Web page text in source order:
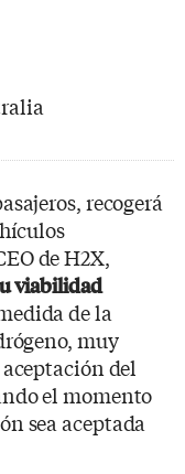
recogerá
de H2X,
viabilidad
de la
muy
del
el momento
sea aceptada